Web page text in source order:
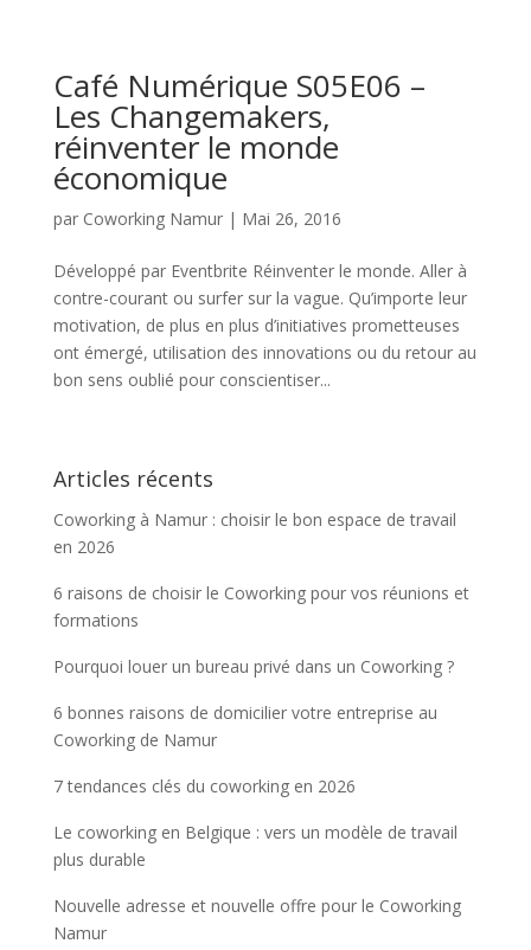
Café Numérique S05E06 –
Les Changemakers,
réinventer le monde
économique
par Coworking Namur| Mai 26, 2016
Développé par Eventbrite Réinventer le monde. Aller à
contre-courant ou surfer sur la vague. Qu’importe leur
motivation, de plus en plus d’initiatives prometteuses
ont émergé, utilisation des innovations ou du retour au
bon sens oublié pour conscientiser...
Articles récents
Coworking à Namur : choisir le bon espace de travail
en 2026
6 raisons de choisir le Coworking pour vos réunions et
formations
Pourquoi louer un bureau privé dans un Coworking ?
6 bonnes raisons de domicilier votre entreprise au
Coworking de Namur
7 tendances clés du coworking en 2026
Le coworking en Belgique : vers un modèle de travail
plus durable
Nouvelle adresse et nouvelle offre pour le Coworking
Namur